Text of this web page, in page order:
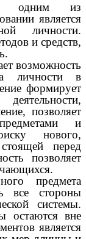
одним из
является
личности.
и средств,
возможность
личности в
формирует
позволяет
и
нового,
перед
позволяет
предмета
все стороны
системы.
остаются вне
является